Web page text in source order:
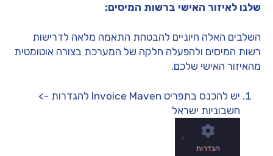
שלנו לאיזור האישי ברשות המיסים:
השלבים האלה חיוניים להבטחת התאמה מלאה לדרישות
רשות המיסים ולהפעלה חלקה של המערכת בצורה אוטומטית
מהאיזור האישי שלכם.
יש להכנס בתפריט Invoice Maven להגדרות ->
חשבוניות ישראל